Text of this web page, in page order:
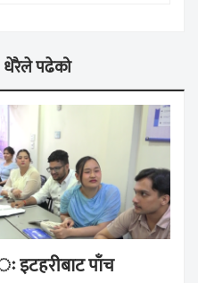
धेरैले पढेको
ः इटहरीबाट पाँच